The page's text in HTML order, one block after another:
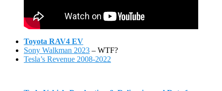
Toyota RAV4 EV
Sony Walkman 2023 – WTF?
Tesla’s Revenue 2008-2022